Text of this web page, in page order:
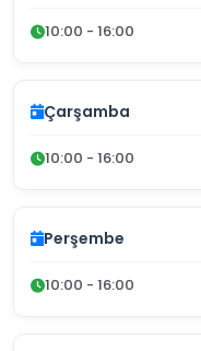
10:00 - 16:00
Çarşamba
10:00 - 16:00
Perşembe
10:00 - 16:00